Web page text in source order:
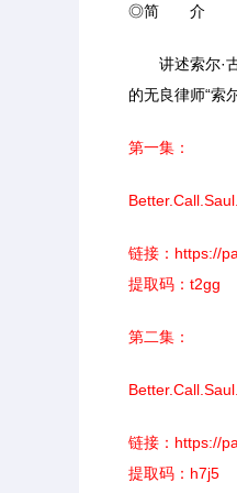
◎简 介
讲述索尔·古
的无良律师“索
第一集：
链接： https://
提取码：t2gg
第二集：
链接： https://
提取码：h7j5